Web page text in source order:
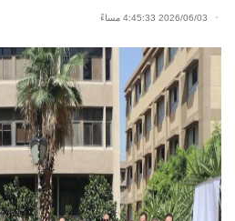
2026/06/03 4:45:33 مساءً